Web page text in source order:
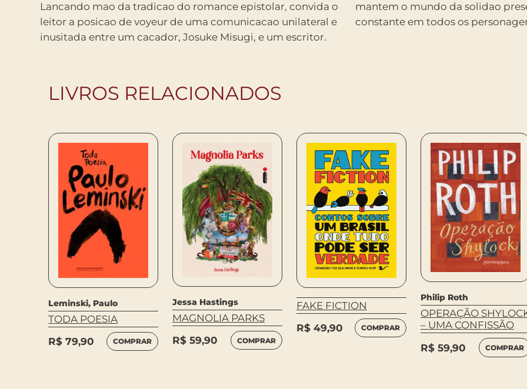
Lancando mao da tradicao do romance epistolar, convida o
leitor a posicao de voyeur de uma comunicacao unilateral e
inusitada entre um cacador, Josuke Misugi, e um escritor.
mantem o mundo da solidao presente em cada linha e
constante em todos os
LIVROS RELACIONADOS
Leminski, Paulo
TODA POESIA
R$ 79,90 COMPRAR
Jessa Hastings
MAGNOLIA PARKS
R$ 59,90 COMPRAR
FAKE FICTION
R$ 49,90 COMPRAR
Philip Roth
OPERAÇÃO
– UMA CONFISSÃO
R$ 59,90 COMPRAR